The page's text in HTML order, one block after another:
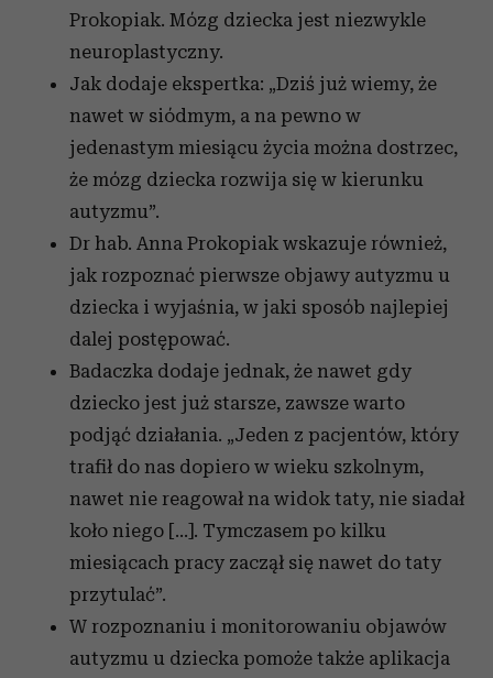
Prokopiak. Mózg dziecka jest niezwykle
neuroplastyczny.
Jak dodaje ekspertka: „Dziś już wiemy, że
nawet w siódmym, a na pewno w
jedenastym miesiącu życia można dostrzec,
że mózg dziecka rozwija się w kierunku
autyzmu”.
Dr hab. Anna Prokopiak wskazuje również,
jak rozpoznać pierwsze objawy autyzmu u
dziecka i wyjaśnia, w jaki sposób najlepiej
dalej postępować.
Badaczka dodaje jednak, że nawet gdy
dziecko jest już starsze, zawsze warto
podjąć działania. „Jeden z pacjentów, który
trafił do nas dopiero w wieku szkolnym,
nawet nie reagował na widok taty, nie siadał
koło niego [...]. Tymczasem po kilku
miesiącach pracy zaczął się nawet do taty
przytulać”.
W rozpoznaniu i monitorowaniu objawów
autyzmu u dziecka pomoże także aplikacja